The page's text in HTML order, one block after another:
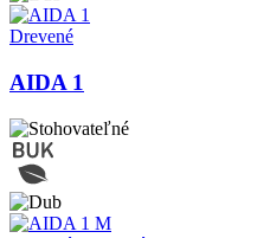
Drevené
AIDA 1